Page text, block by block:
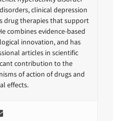
clinical depression
drug therapies that support
combines evidence-based
innovation, and has
articles in scientific
contribution to the
of action of drugs and
effects.